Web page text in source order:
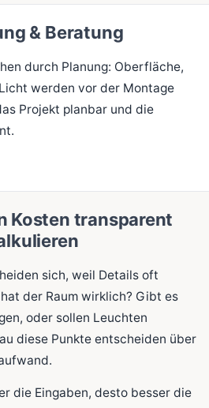
& Beratung
durch Planung: Oberfläche,
werden vor der Montage
Projekt planbar und die
Kosten transparent
sich, weil Details oft
der Raum wirklich? Gibt es
oder sollen Leuchten
diese Punkte entscheiden über
die Eingaben, desto besser die